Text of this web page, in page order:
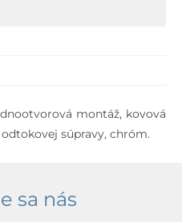
montáž, kovová
súpravy, chróm.
sa nás